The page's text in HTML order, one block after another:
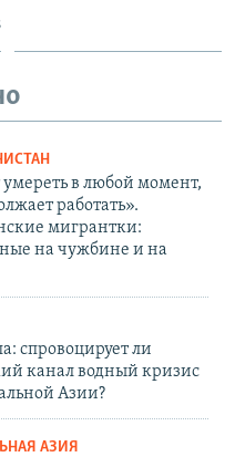
в любой момент,
работать».
мигрантки:
на чужбине и на
спровоцирует ли
канал водный кризис
Азии?
АЗИЯ